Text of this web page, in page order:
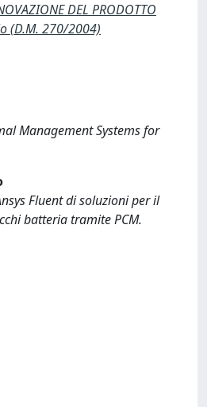
DEL PRODOTTO
(D.M. 270/2004)
Management Systems for
Fluent di soluzioni per il
batteria tramite PCM.